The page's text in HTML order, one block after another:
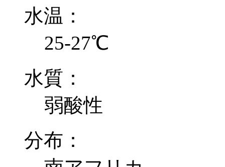
水温：
25-27℃
水質：
弱酸性
分布：